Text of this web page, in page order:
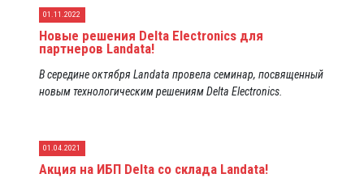
01.11.2022
Новые решения Delta Electronics для
партнеров Landata!
В середине октября Landata провела семинар, посвященный
новым технологическим решениям Delta Electronics.
01.04.2021
Акция на ИБП Delta со склада Landata!